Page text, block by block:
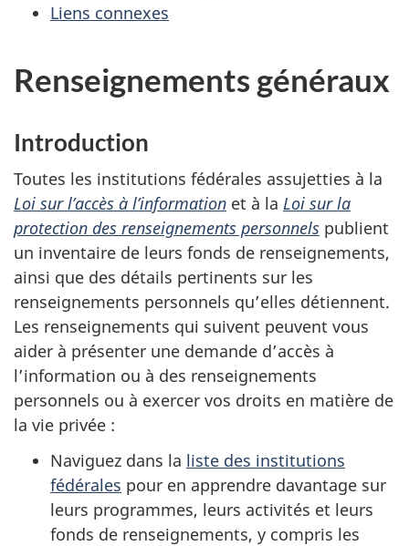
Liens connexes
Renseignements généraux
Introduction
Toutes les institutions fédérales assujetties à la
Loi sur l’accès à l’information et à la Loi sur la
protection des renseignements personnels publient
un inventaire de leurs fonds de renseignements,
ainsi que des détails pertinents sur les
renseignements personnels qu’elles détiennent.
Les renseignements qui suivent peuvent vous
aider à présenter une demande d’accès à
l’information ou à des renseignements
personnels ou à exercer vos droits en matière de
la vie privée :
Naviguez dans la liste des institutions
fédérales pour en apprendre davantage sur
leurs programmes, leurs activités et leurs
fonds de renseignements, y compris les